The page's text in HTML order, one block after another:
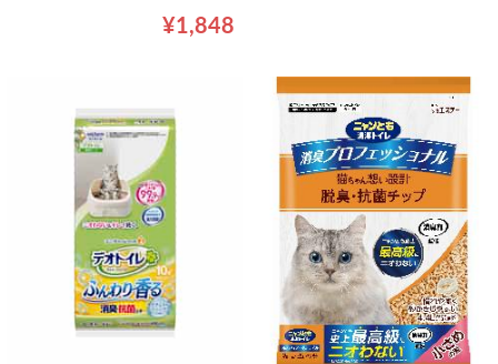
¥1,848